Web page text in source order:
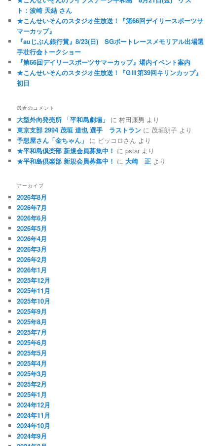
ト：波崎 天結 さん
★こんせいそんのスタジオ生放送！『第66回デイリースポーツサ
マーカップ』
『auじぶん銀行賞』8/23(日) SGボートレースメモリアル出場選
手壮行会トークショー
『第66回デイリースポーツサマーカップ』場内イベント案内
★こんせいそんのスタジオ生放送！『GⅢ第39回キリンカップ』
初日
最近のコメント
大型外向発売所 「平和島劇場」 に村田康男 より
東京支部 2994 茂垣 達也 選手 ラストラン に 茂垣朗子 より
予想屋さん「金ちゃん」
に ピッコロさん より
★平和島倶楽部 新規会員募集中！ にpstar より
★平和島倶楽部 新規会員募集中！ に大崎 正 より
アーカイブ
2026年8月
2026年7月
2026年6月
2026年5月
2026年4月
2026年3月
2026年2月
2026年1月
2025年12月
2025年11月
2025年10月
2025年9月
2025年8月
2025年7月
2025年6月
2025年5月
2025年4月
2025年3月
2025年2月
2025年1月
2024年12月
2024年11月
2024年10月
2024年9月